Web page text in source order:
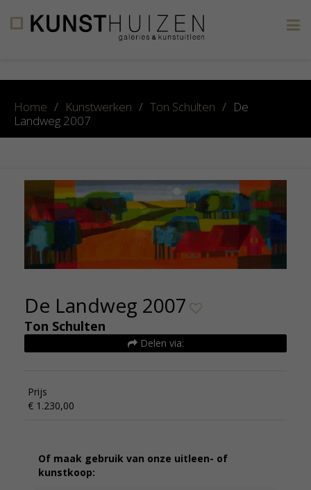
Home / Kunstwerken / Ton Schulten / De
Landweg 2007
De Landweg 2007
Ton Schulten
Delen via:
Prijs
€ 1.230,00
Of maak gebruik van onze uitleen- of
kunstkoop: